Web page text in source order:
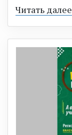
Читать далее